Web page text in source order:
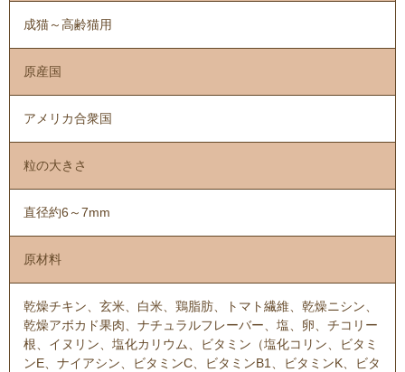
成猫～高齢猫用
原産国
アメリカ合衆国
粒の大きさ
直径約6～7mm
原材料
乾燥チキン、玄米、白米、鶏脂肪、トマト繊維、乾燥ニシン、
乾燥アボカド果肉、ナチュラルフレーバー、塩、卵、チコリー
根、イヌリン、塩化カリウム、ビタミン（塩化コリン、ビタミ
ンE、ナイアシン、ビタミンC、ビタミンB1、ビタミンK、ビタ